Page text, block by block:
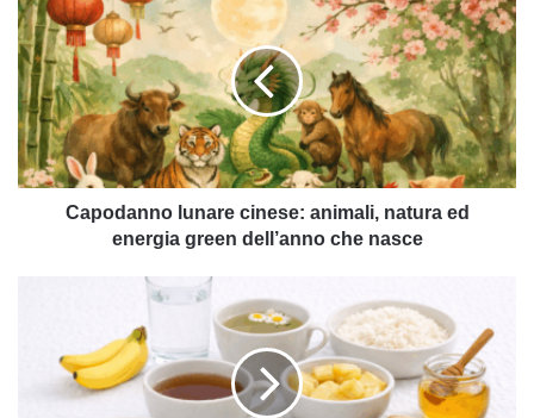
lunare
cinese:
animali,
natura
ed
energia
green
dell’anno
Capodanno lunare cinese: animali, natura ed
energia green dell’anno che nasce